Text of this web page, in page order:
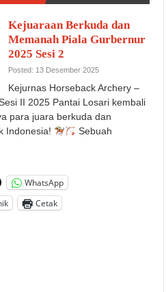
Kejuaraan Berkuda dan
Memanah Piala Gurbernur
2025 Sesi 2
Posted: 13 Desember 2025
Kejurnas Horseback Archery –
II 2025 Pantai Losari kembali
para juara berkuda dan
Indonesia!
Sebuah
WhatsApp
Cetak